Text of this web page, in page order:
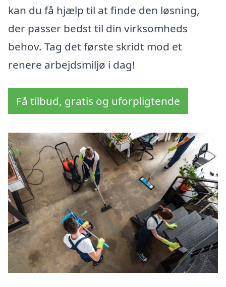
kan du få hjælp til at finde den løsning,
der passer bedst til din virksomheds
behov. Tag det første skridt mod et
renere arbejdsmiljø i dag!
Få tilbud, gratis og uforpligtende